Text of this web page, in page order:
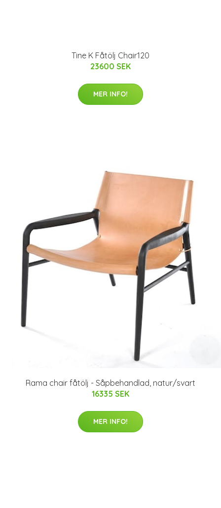
Tine K Fåtölj Chair120
23600 SEK
MER INFO!
Rama chair fåtölj - Såpbehandlad, natur/svart
16335 SEK
MER INFO!